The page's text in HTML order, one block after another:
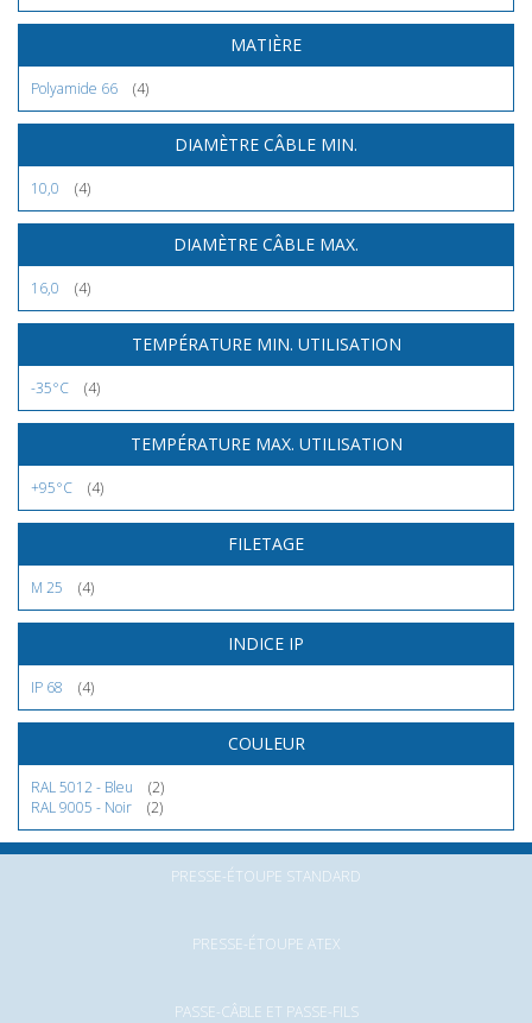
MATIÈRE
Polyamide 66 (4)
DIAMÈTRE CÂBLE MIN.
10,0 (4)
DIAMÈTRE CÂBLE MAX.
16,0 (4)
TEMPÉRATURE MIN. UTILISATION
-35°C (4)
TEMPÉRATURE MAX. UTILISATION
+95°C (4)
FILETAGE
M 25 (4)
INDICE IP
IP 68 (4)
COULEUR
RAL 5012 - Bleu
(2)
RAL 9005 - Noir
(2)
PRESSE-ÉTOUPE STANDARD
PRESSE-ÉTOUPE ATEX
PASSE-CÂBLE ET PASSE-FILS